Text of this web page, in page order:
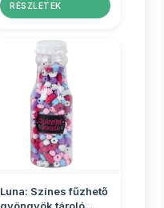
RÉSZLETEK
Luna: Színes fűzhető